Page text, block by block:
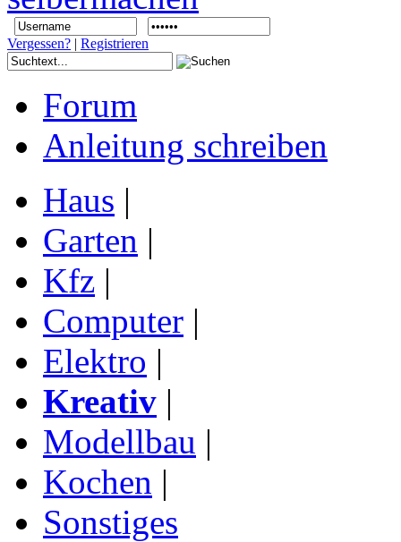
Vergessen? | Registrieren
Forum
Anleitung schreiben
Haus |
Garten |
Kfz |
Computer |
Elektro |
Kreativ |
Modellbau |
Kochen |
Sonstiges